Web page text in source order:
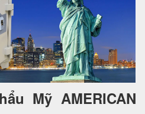
Mỹ AMERICAN